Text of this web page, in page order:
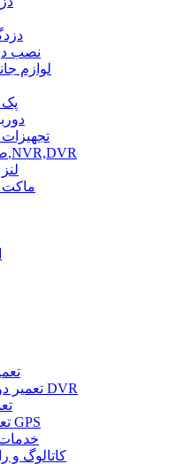
نصب
لوازم
پک
ضبط کننده تصاویر,NVR,DVR
ماکت
تعمیر دوربین مداربسته و DVR
تعمیر ردیاب خودرو GPS
کاتالوگ و